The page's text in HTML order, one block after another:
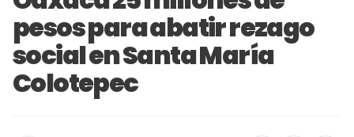
pesos para abatir rezago
social en Santa María
Colotepec